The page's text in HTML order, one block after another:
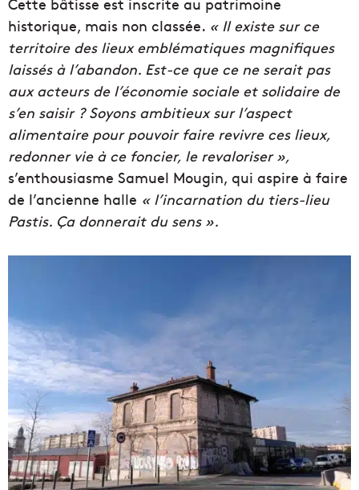
historique, mais non classée. « Il existe sur ce
territoire des lieux emblématiques magnifiques
laissés à l’abandon. Est-ce que ce ne serait pas
aux acteurs de l’économie sociale et solidaire de
s’en saisir ? Soyons ambitieux sur l’aspect
alimentaire pour pouvoir faire revivre ces lieux,
redonner vie à ce foncier, le revaloriser »,
s’enthousiasme Samuel Mougin, qui aspire à faire
de l’ancienne halle « l’incarnation du tiers-lieu
Pastis. Ça donnerait du sens ».